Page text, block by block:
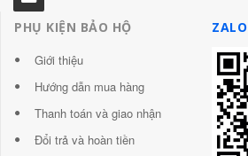
PHỤ KIỆN BẢO HỘ
Giới thiệu
Hướng dẫn mua hàng
Thanh toán và giao nhận
Đổi trả và hoàn tiền